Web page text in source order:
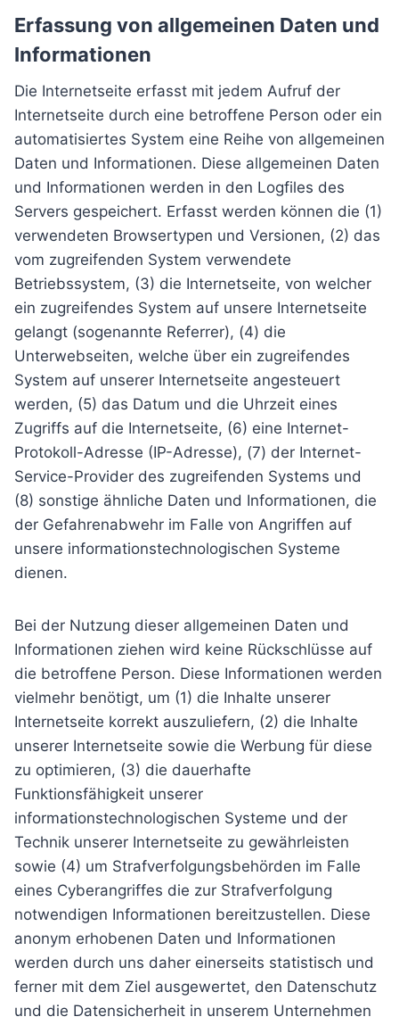
Erfassung von allgemeinen Daten und
Informationen
Die Internetseite erfasst mit jedem Aufruf der
Internetseite durch eine betroffene Person oder ein
automatisiertes System eine Reihe von allgemeinen
Daten und Informationen. Diese allgemeinen Daten
und Informationen werden in den Logfiles des
Servers gespeichert. Erfasst werden können die (1)
verwendeten Browsertypen und Versionen, (2) das
vom zugreifenden System verwendete
Betriebssystem, (3) die Internetseite, von welcher
ein zugreifendes System auf unsere Internetseite
gelangt (sogenannte Referrer), (4) die
Unterwebseiten, welche über ein zugreifendes
System auf unserer Internetseite angesteuert
werden, (5) das Datum und die Uhrzeit eines
Zugriffs auf die Internetseite, (6) eine Internet-
Protokoll-Adresse (IP-Adresse), (7) der Internet-
Service-Provider des zugreifenden Systems und
(8) sonstige ähnliche Daten und Informationen, die
der Gefahrenabwehr im Falle von Angriffen auf
unsere informationstechnologischen Systeme
dienen.
Bei der Nutzung dieser allgemeinen Daten und
Informationen ziehen wird keine Rückschlüsse auf
die betroffene Person. Diese Informationen werden
vielmehr benötigt, um (1) die Inhalte unserer
Internetseite korrekt auszuliefern, (2) die Inhalte
unserer Internetseite sowie die Werbung für diese
zu optimieren, (3) die dauerhafte
Funktionsfähigkeit unserer
informationstechnologischen Systeme und der
Technik unserer Internetseite zu gewährleisten
sowie (4) um Strafverfolgungsbehörden im Falle
eines Cyberangriffes die zur Strafverfolgung
notwendigen Informationen bereitzustellen. Diese
anonym erhobenen Daten und Informationen
werden durch uns daher einerseits statistisch und
ferner mit dem Ziel ausgewertet, den Datenschutz
und die Datensicherheit in unserem Unternehmen